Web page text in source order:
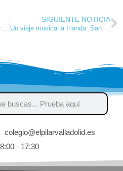
El colegio se llena de color y profesiones en un carnaval inolvidable
SIGUIENTE NOTICIA
Un viaje musical a Irlanda: San Patricio en sexto de primaria
colegio@elpilarvalladolid.es
8:00 - 17:30